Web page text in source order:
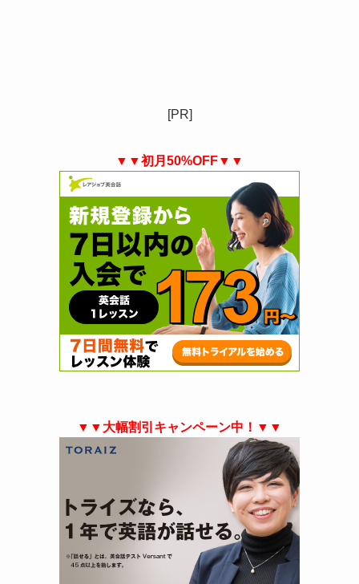
[PR]
▼▼初月50%OFF▼▼
▼▼大幅割引キャンペーン中！▼▼